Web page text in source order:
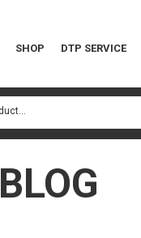
SHOP DTP SERVICE
BLOG